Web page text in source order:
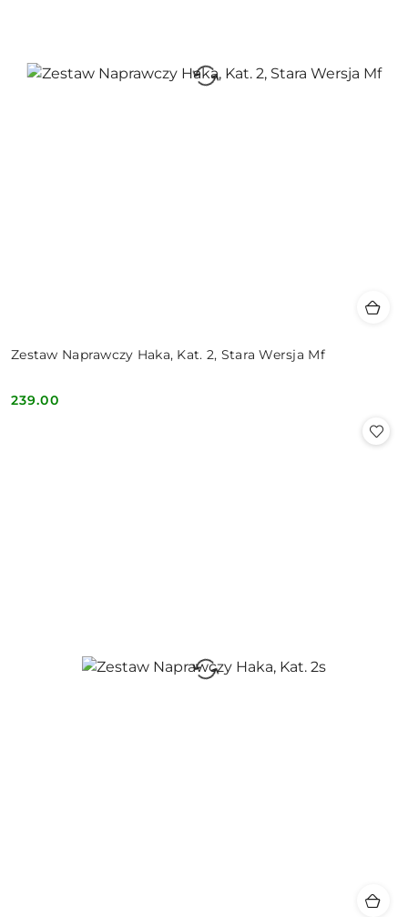
Zestaw Naprawczy Haka, Kat. 2, Stara Wersja Mf
Cena:
239.00